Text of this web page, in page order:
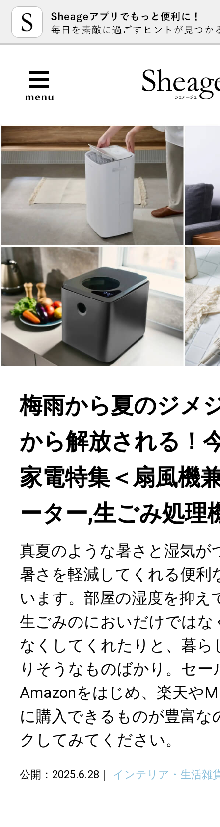
梅雨から夏のジメ
から解放される！
家電特集＜扇風機
ーター,生ごみ処理
真夏のような暑さと湿気が
暑さを軽減してくれる便利
います。部屋の湿度を抑え
生ごみのにおいだけでは
なくしてくれたりと、暮
りそうなものばかり。セー
Amazonをはじめ、楽天や
に購入できるものが豊富な
クしてみてください。
公開：2025.6.28 インテリア・生活雑